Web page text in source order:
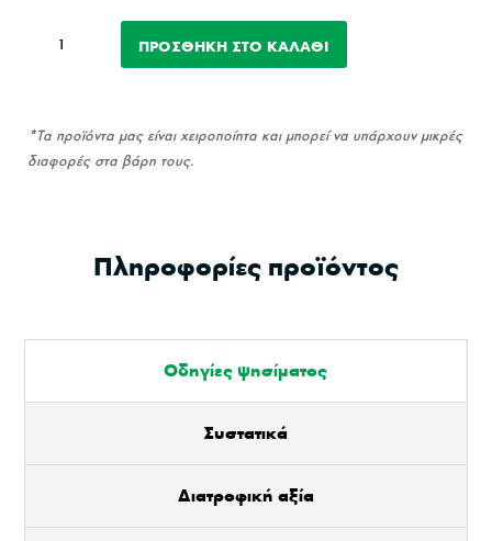
(ΣΠΙΤΙΚΗ
ΠΡΟΣΘΉΚΗ ΣΤΟ ΚΑΛΆΘΙ
*Τα προϊόντα μας είναι χειροποίητα και μπορεί να υπάρχουν μικρές
διαφορές στα βάρη τους.
Πληροφορίες προϊόντος
Οδηγίες ψησίματος
Συστατικά
Διατροφική αξία